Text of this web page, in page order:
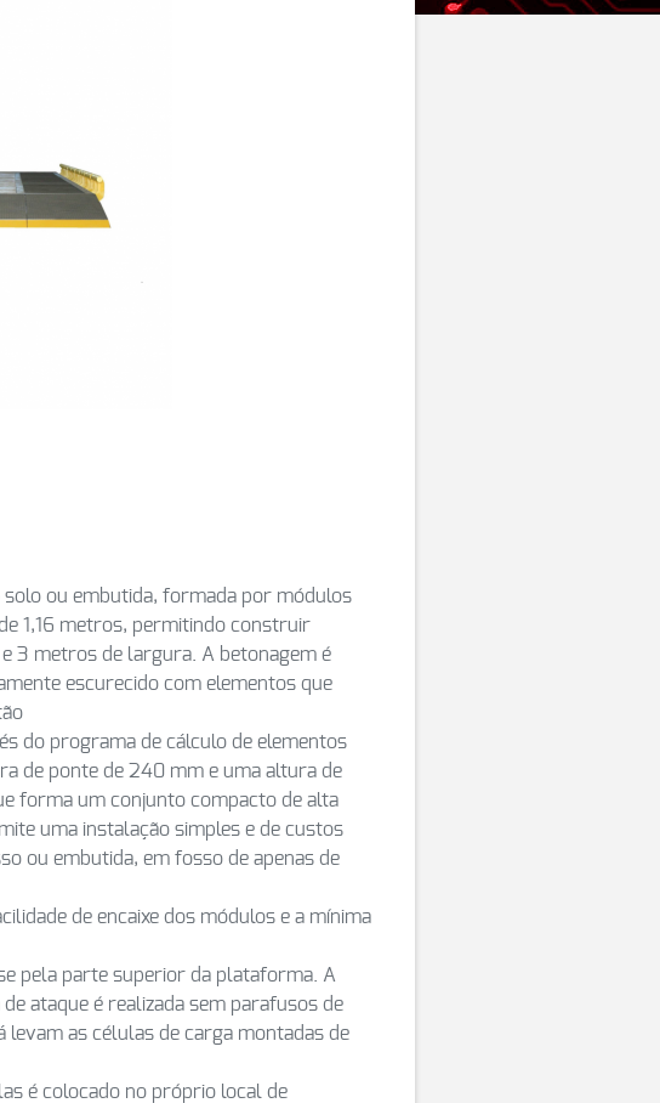
solo ou embutida, formada por módulos
1,16 metros, permitindo construir
3 metros de largura. A betonagem é
escurecido com elementos que
do programa de cálculo de elementos
de ponte de 240 mm e uma altura de
forma um conjunto compacto de alta
uma instalação simples e de custos
ou embutida, em fosso de apenas de
de encaixe dos módulos e a mínima
pela parte superior da plataforma. A
ataque é realizada sem parafusos de
as células de carga montadas de
é colocado no próprio local de